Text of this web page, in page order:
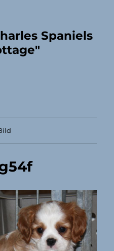
Spaniels